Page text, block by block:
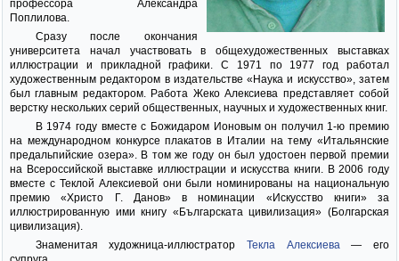
профессора Александра
Поплилова.
Сразу после окончания
университета начал участвовать в общехудожественных выставках
иллюстрации и прикладной графики. С 1971 по 1977 год работал
художественным редактором в издательстве «Наука и искусство», затем
был главным редактором. Работа Жеко Алексиева представляет собой
верстку нескольких серий общественных, научных и художественных книг.
В 1974 году вместе с Божидаром Ионовым он получил 1-ю премию
на международном конкурсе плакатов в Италии на тему «Итальянские
предальпийские озера». В том же году он был удостоен первой премии
на Всероссийской выставке иллюстрации и искусства книги. В 2006 году
вместе с Теклой Алексиевой они были номинированы на национальную
премию «Христо Г. Данов» в номинации «Искусство книги» за
иллюстрированную ими книгу «Българската цивилизация» (Болгарская
цивилизация).
Знаменитая художница-иллюстраторТекла Алексиева— его